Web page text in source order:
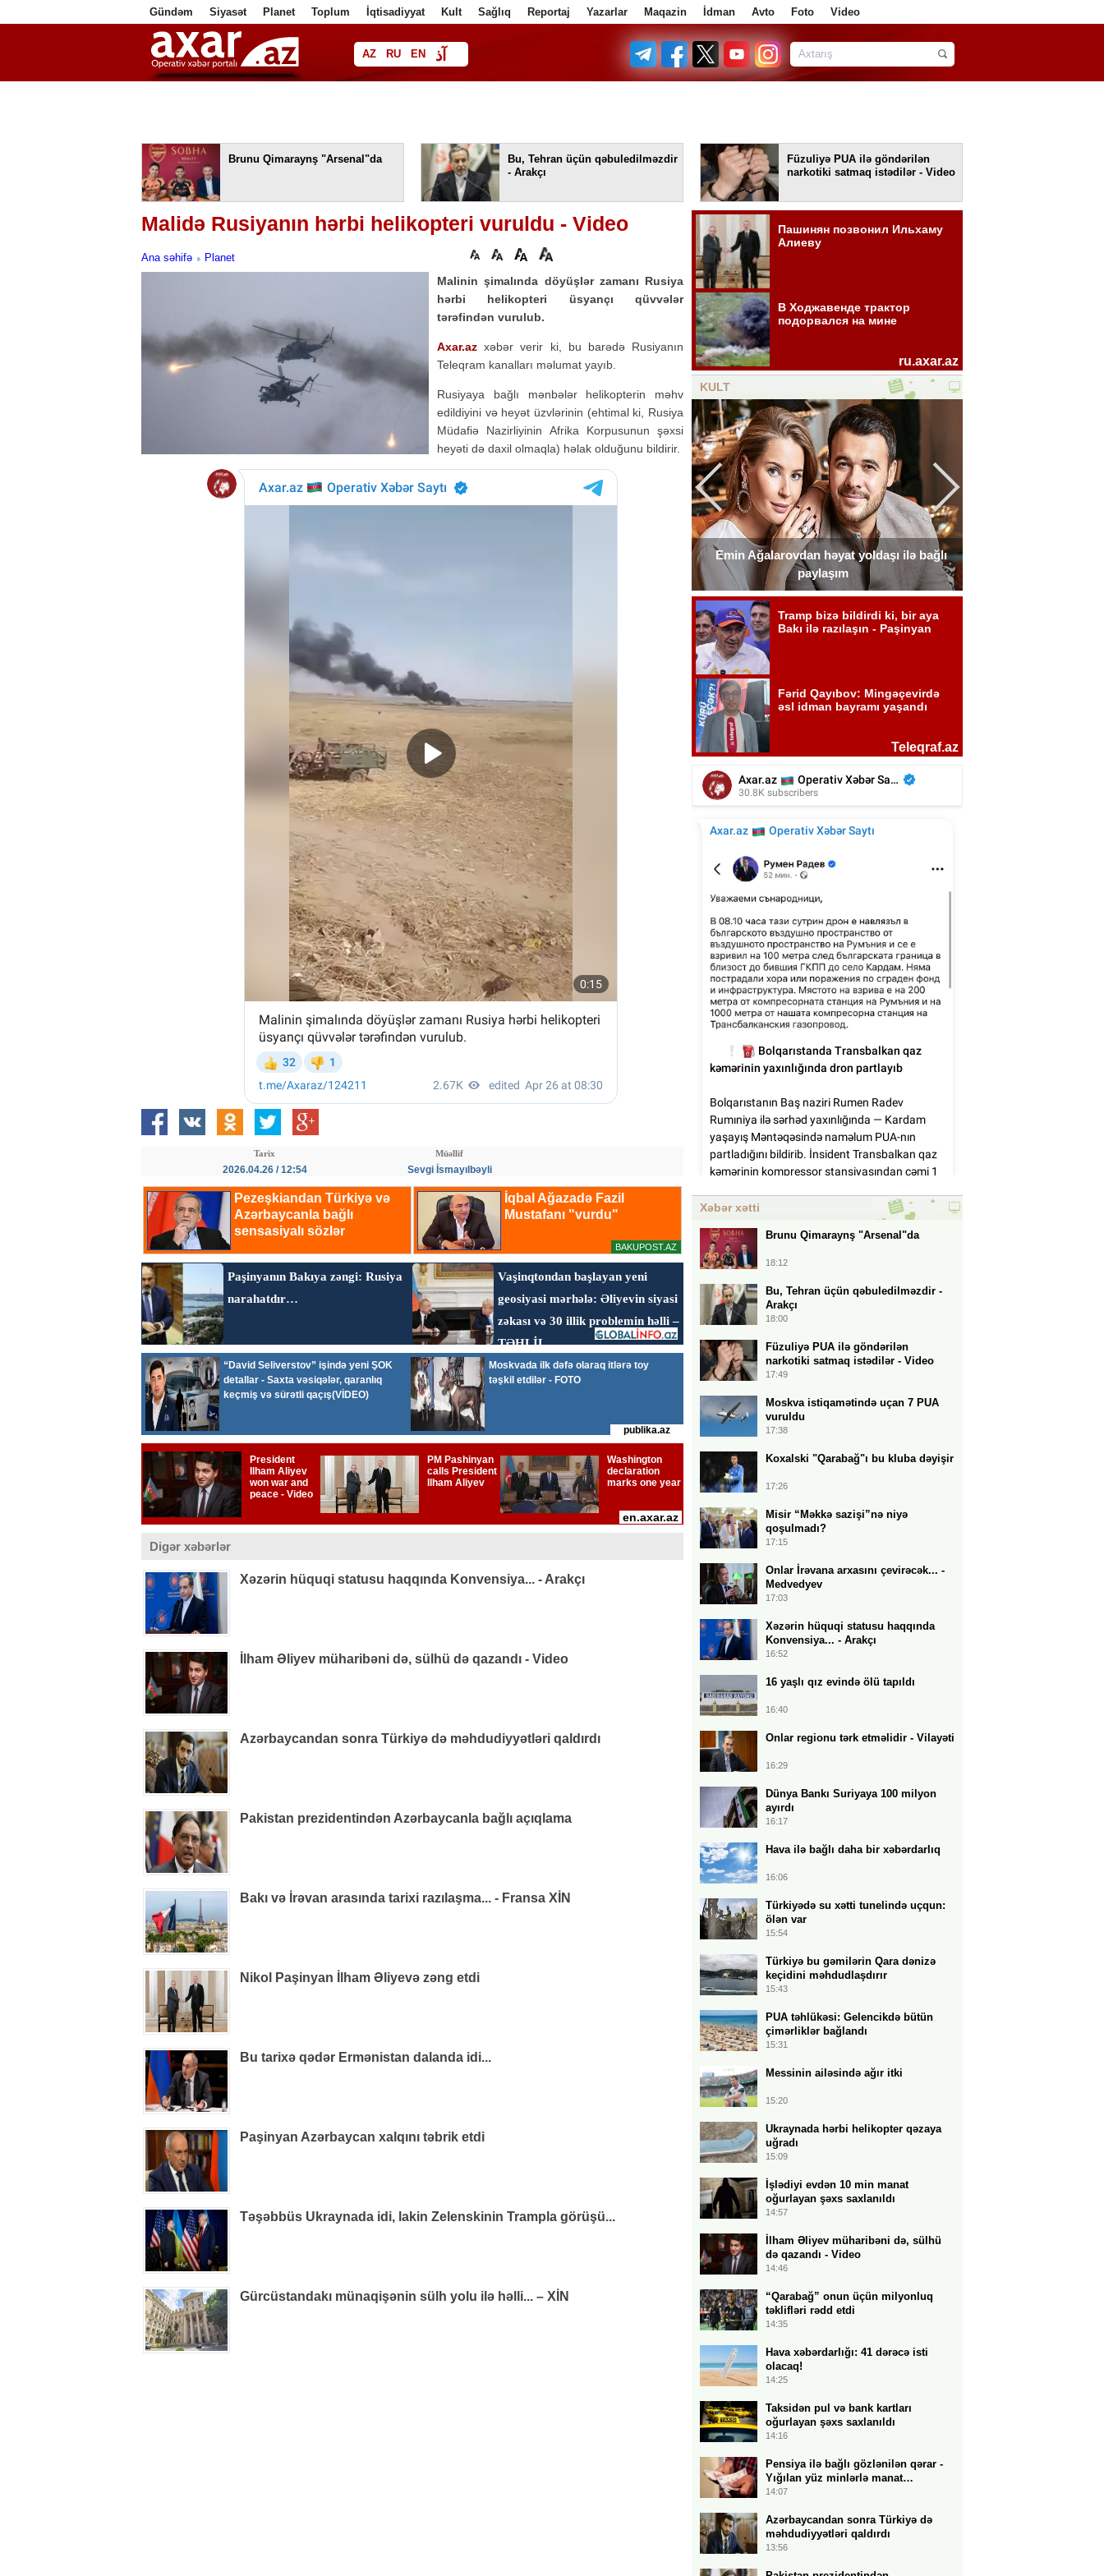
Gündəm Siyasət Planet Toplum İqtisadiyyat Kult Sağlıq Reportaj Yazarlar Maqazin İdman Avto Foto Video
AZ RU EN آذ
فا
Brunu Qimaraynş "Arsenal"da
Bu, Tehran üçün qəbuledilməzdir
- Arakçı
Füzuliyə PUA ilə göndərilən
narkotiki satmaq istədilər - Video
Malidə Rusiyanın hərbi helikopteri vuruldu - Video
Ana səhifə Planet
Malinin şimalında döyüşlər zamanı Rusiya
hərbi helikopteri üsyançı qüvvələr
tərəfindən vurulub.
Axar.az xəbər verir ki, bu barədə Rusiyanın
Teleqram kanalları məlumat yayıb.
Rusiyaya bağlı mənbələr helikopterin məhv
edildiyini və heyət üzvlərinin (ehtimal ki, Rusiya
Müdafiə Nazirliyinin Afrika Korpusunun şəxsi
heyəti də daxil olmaqla) həlak olduğunu bildirir.
Tarix
2026.04.26 / 12:54
Müəllif
Sevgi İsmayılbəyli
Digər xəbərlər
Xəzərin hüquqi statusu haqqında Konvensiya... - Arakçı
İlham Əliyev müharibəni də, sülhü də qazandı - Video
Azərbaycandan sonra Türkiyə də məhdudiyyətləri qaldırdı
Pakistan prezidentindən Azərbaycanla bağlı açıqlama
Bakı və İrəvan arasında tarixi razılaşma... - Fransa XİN
Nikol Paşinyan İlham Əliyevə zəng etdi
Bu tarixə qədər Ermənistan dalanda idi...
Paşinyan Azərbaycan xalqını təbrik etdi
Təşəbbüs Ukraynada idi, lakin Zelenskinin Trampla görüşü...
Gürcüstandakı münaqişənin sülh yolu ilə həlli... – XİN
KULT
Emin Ağalarovdan həyat yoldaşı ilə bağlı
paylaşım
Elşad Xosenin ölüm xəbəri yayıldı
Emin Ağalarovdan həyat yoldaşı ilə bağlı
Xəbər xətti
Brunu Qimaraynş "Arsenal"da
18:12
Bu, Tehran üçün qəbuledilməzdir -
Arakçı
18:00
Füzuliyə PUA ilə göndərilən
narkotiki satmaq istədilər - Video
17:49
Moskva istiqamətində uçan 7 PUA
vuruldu
17:38
Koxalski "Qarabağ"ı bu kluba dəyişir
17:26
Misir “Məkkə sazişi”nə niyə
qoşulmadı?
17:15
Onlar İrəvana arxasını çevirəcək... -
Medvedyev
17:03
Xəzərin hüquqi statusu haqqında
Konvensiya... - Arakçı
16:52
16 yaşlı qız evində ölü tapıldı
16:40
Onlar regionu tərk etməlidir - Vilayəti
16:29
Dünya Bankı Suriyaya 100 milyon
ayırdı
16:17
Hava ilə bağlı daha bir xəbərdarlıq
16:06
Türkiyədə su xətti tunelində uçqun:
ölən var
15:54
Türkiyə bu gəmilərin Qara dənizə
keçidini məhdudlaşdırır
15:43
PUA təhlükəsi: Gelencikdə bütün
çimərliklər bağlandı
15:31
Messinin ailəsində ağır itki
15:20
Ukraynada hərbi helikopter qəzaya
uğradı
15:09
İşlədiyi evdən 10 min manat
oğurlayan şəxs saxlanıldı
14:57
İlham Əliyev müharibəni də, sülhü
də qazandı - Video
14:46
“Qarabağ” onun üçün milyonluq
təklifləri rədd etdi
14:35
Hava xəbərdarlığı: 41 dərəcə isti
olacaq!
14:25
Taksidən pul və bank kartları
oğurlayan şəxs saxlanıldı
14:16
Pensiya ilə bağlı gözlənilən qərar -
Yığılan yüz minlərlə manat…
14:07
Azərbaycandan sonra Türkiyə də
məhdudiyyətləri qaldırdı
13:56